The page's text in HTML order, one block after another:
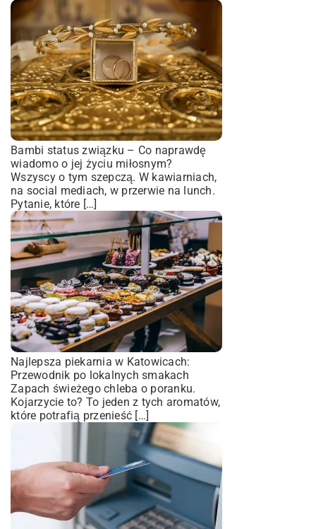
Bambi status związku – Co naprawdę
wiadomo o jej życiu miłosnym?
Wszyscy o tym szepczą. W kawiarniach,
na social mediach, w przerwie na lunch.
Pytanie, które […]
Najlepsza piekarnia w Katowicach:
Przewodnik po lokalnych smakach
Zapach świeżego chleba o poranku.
Kojarzycie to? To jeden z tych aromatów,
które potrafią przenieść […]